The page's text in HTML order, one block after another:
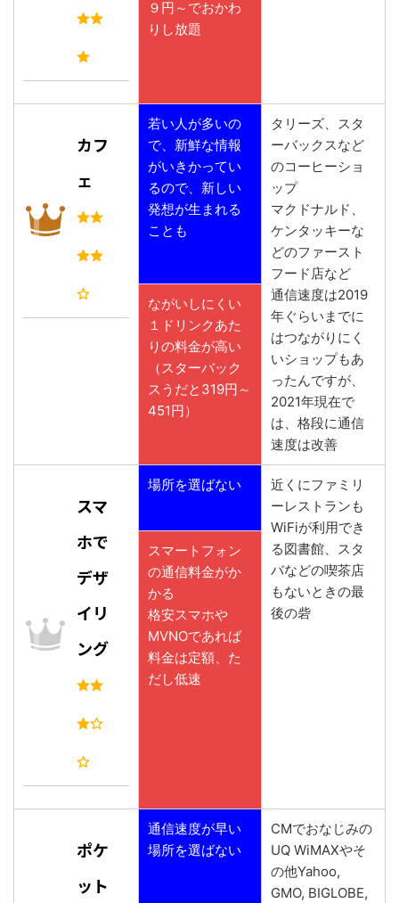
９円～でおかわ
りし放題
カフ
ェ
若い人が多いの
で、新鮮な情報
がいきかってい
るので、新しい
発想が生まれる
ことも
タリーズ、スタ
ーバックスなど
のコーヒーショ
ップ
マクドナルド、
ケンタッキーな
どのファースト
フード店など
通信速度は2019
年ぐらいまでに
はつながりにく
いショップもあ
ったんですが、
2021年現在で
は、格段に通信
速度は改善
ながいしにくい
１ドリンクあた
りの料金が高い
（スターバック
スうだと319円～
451円）
スマ
ホで
デザ
イリ
ング
場所を選ばない
近くにファミリ
ーレストランも
WiFiが利用でき
る図書館、スタ
バなどの喫茶店
もないときの最
後の砦
スマートフォン
の通信料金がか
かる
格安スマホや
MVNOであれば
料金は定額、た
だし低速
ポケ
ット
通信速度が早い
場所を選ばない
CMでおなじみの
UQ WiMAXやそ
の他Yahoo,
GMO, BIGLOBE,